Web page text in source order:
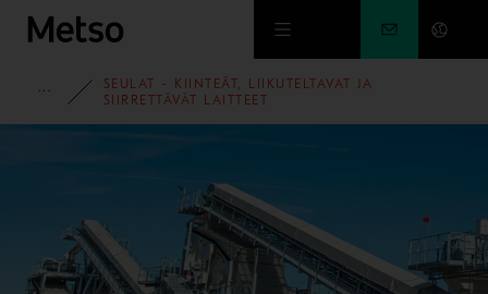
Siirry pääsisältöön
PORTFOLIO
SEULAT - KIINTEÄT, LIIKUTELTAVAT JA
SIIRRETTÄVÄT LAITTEET